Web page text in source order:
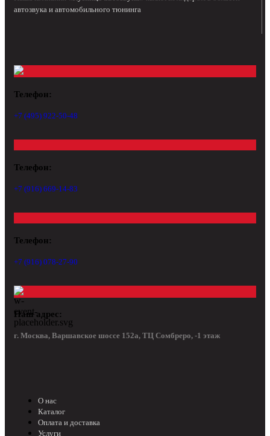
автозвука и автомобильного тюнинга
Телефон:
+7 (495) 922-50-48
Телефон:
+7 (916) 669-14-83
Телефон:
+7 (916) 078-27-90
Наш адрес:
г. Москва, Варшавское шоссе 152а, ТЦ Сомбреро, -1 этаж
О нас
Каталог
Оплата и доставка
Услуги